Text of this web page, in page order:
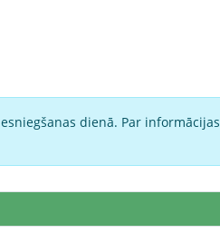
dienā. Par informācijas